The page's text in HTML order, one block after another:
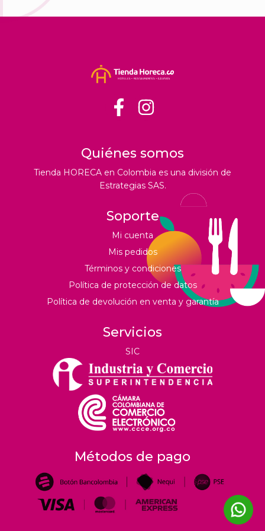
Quiénes somos
Tienda HORECA en Colombia es una división de
Estrategias SAS.
Soporte
Mi cuenta
Mis pedidos
Términos y condiciones
Política de protección de datos
Política de devolución en venta y garantía
Servicios
SIC
Métodos de pago